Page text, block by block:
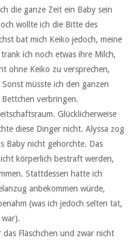
die ganze Zeit ein Baby sein
wollte ich die Bitte des
bat mich Keiko jedoch, meine
ich noch etwas ihre Milch,
ohne Keiko zu versprechen,
müsste ich den ganzen
verbringen.
Glücklicherweise
diese Dinger nicht. Alyssa zog
Baby nicht gehorchte. Das
körperlich bestraft werden,
Stattdessen hatte ich
anbekommen würde,
(was ich jedoch selten tat,
Fläschchen und zwar nicht